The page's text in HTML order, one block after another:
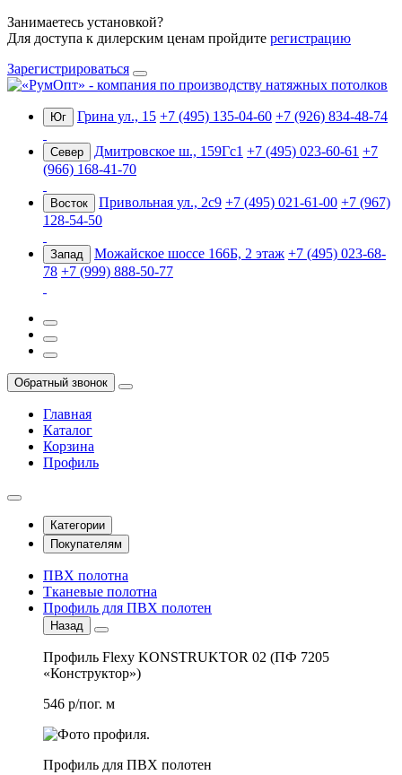
Занимаетесь установкой?
Для доступа к дилерским ценам пройдите регистрацию
Зарегистрироваться
Юг Грина ул., 15 +7 (495) 135-04-60 +7 (926) 834-48-74
Север Дмитровское ш., 159Гс1 +7 (495) 023-60-61 +7
(966) 168-41-70
Восток Привольная ул., 2с9 +7 (495) 021-61-00 +7 (967)
128-54-50
Запад Можайское шоссе 166Б, 2 этаж +7 (495) 023-68-
78 +7 (999) 888-50-77
Обратный звонок
Главная
Каталог
Корзина
Профиль
Категории
Покупателям
ПВХ полотна
Тканевые полотна
Профиль для ПВХ полотен
Назад
Профиль Flexy KONSTRUKTOR 02 (ПФ 7205
«Конструктор»)
546 р/пог. м
Профиль для ПВХ полотен